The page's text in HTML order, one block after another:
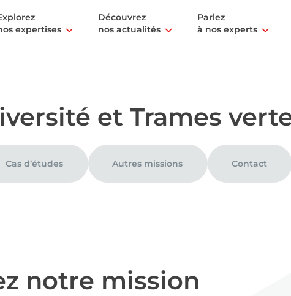
expertises
Découvrez
nos actualités
Parlez
à nos experts
et Trames
Cas d’études Autres missions Contact
notre mission